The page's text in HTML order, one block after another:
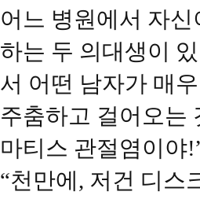
어느 병원에서 자
하는 두 의대생이
서 어떤 남자가 매
주춤하고 걸어오는
마티스 관절염이야
“천만에, 저건 디스